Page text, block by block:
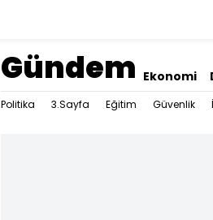
Gündem Ekonomi
Politika 3.Sayfa Eğitim Güvenlik